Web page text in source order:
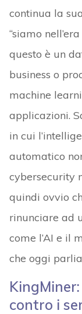
continua la
“siamo
questo è un
business o
machine
applicazioni.
in cui
automatico
cybersecurity
quindi ovvio
rinunciare ad
come l’AI e il
che oggi
contro i